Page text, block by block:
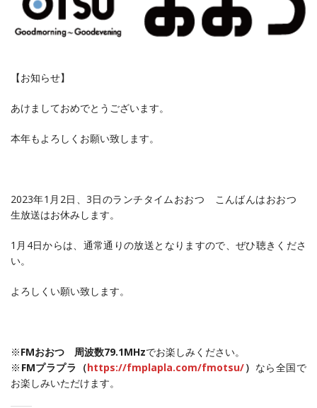
【お知らせ】
あけましておめでとうございます。
本年もよろしくお願い致します。
2023年1月2日、3日のランチタイムおおつ こんばんはおおつ
生放送はお休みします。
1月4日からは、通常通りの放送となりますので、ぜひ聴きくださ
い。
よろしくい願い致します。
※FMおおつ 周波数79.1MHzでお楽しみください。
※ FMプラプラ（https://fmplapla.com/fmotsu/） なら全国で
お楽しみいただけます。